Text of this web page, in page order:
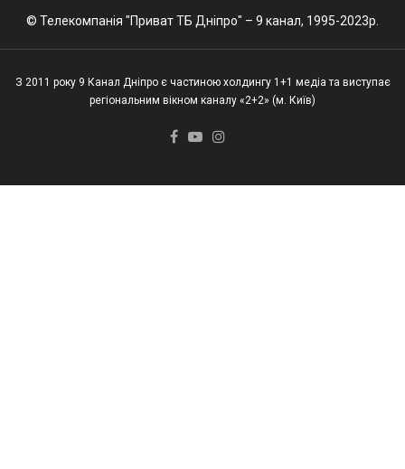
© Телекомпанія "Приват ТБ Дніпро" – 9 канал, 1995-2023р.
З 2011 року 9 Канал Дніпро є частиною холдингу 1+1 медіа та виступає
регіональним вікном каналу «2+2» (м. Київ)